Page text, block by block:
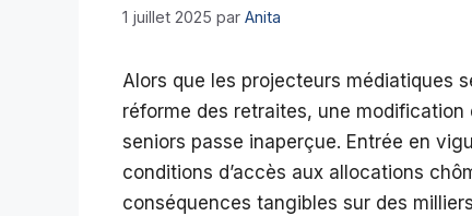
1 juillet 2025 par Anita
Alors que les projecteurs médiatiques
réforme des retraites, une
seniors passe inaperçue. Entrée en
conditions d’accès aux allocations
conséquences tangibles sur des